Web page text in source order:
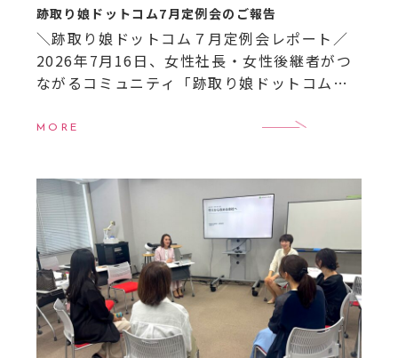
跡取り娘ドットコム7月定例会のご報告
＼跡取り娘ドットコム７月定例会レポート／
2026年7月16日、女性社長・女性後継者がつ
ながるコミュニティ「跡取り娘ドットコム」
ら次世代を担う女性経営者＝“跡取り娘”たち
MORE